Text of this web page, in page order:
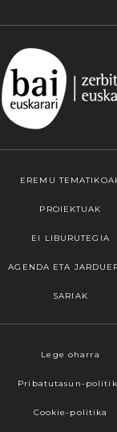
EREMU
PROIEKTUAK
EI LIBURUTEGIA
AGENDA ETA
SARIAK
Lege oharra
Pribatutasun-
Cookie-politika
cookieak
nahiago duzun
ere